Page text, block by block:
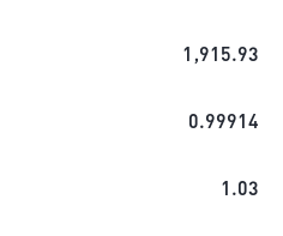
1,915.93
0.99914
1.03